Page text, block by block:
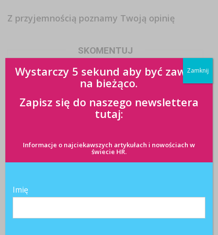
Z przyjemnością poznamy Twoją opinię
SKOMENTUJ
Wystarczy 5 sekund aby być zawsze
na bieżąco.
Zapisz się do naszego newslettera
tutaj:
Informacje o najciekawszych artykułach i nowościach w
świecie HR.
Imię
Zamknij